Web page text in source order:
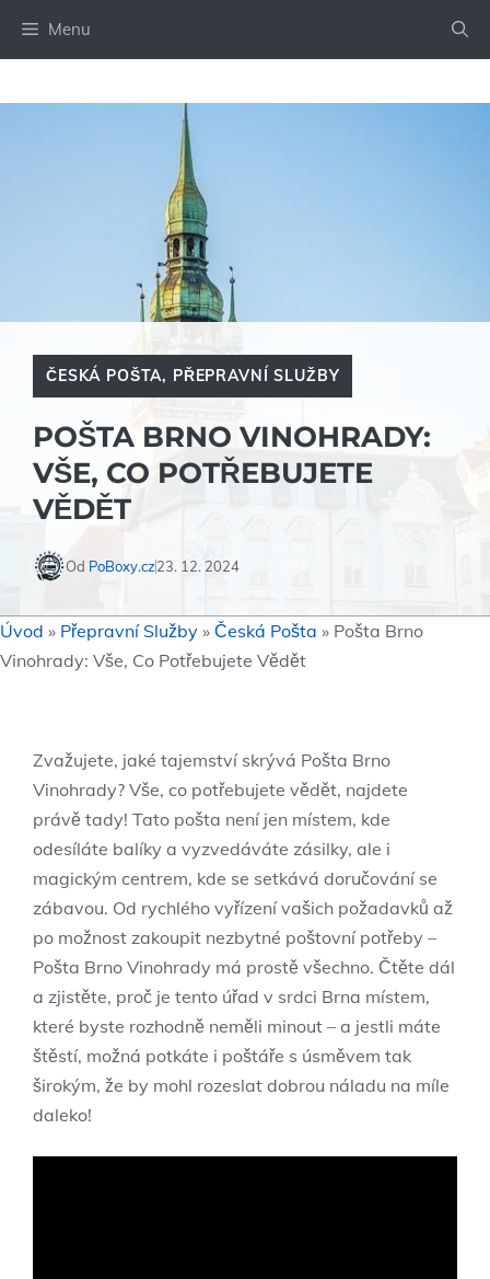
Menu
ČESKÁ POŠTA, PŘEPRAVNÍ SLUŽBY
POŠTA BRNO VINOHRADY:
VŠE, CO POTŘEBUJETE
VĚDĚT
Od PoBoxy.cz23. 12. 2024
Úvod » Přepravní Služby » Česká Pošta » Pošta Brno
Vinohrady: Vše, Co Potřebujete Vědět
Zvažujete, jaké tajemství skrývá​ Pošta Brno
Vinohrady? Vše, co potřebujete vědět, najdete
právě tady! ‍Tato pošta není jen místem, kde
odesíláte balíky a vyzvedáváte zásilky, ale i
magickým centrem, kde se​ setkává doručování se
zábavou. Od rychlého vyřízení vašich požadavků‍ až
po možnost zakoupit nezbytné poštovní potřeby –
⁤Pošta Brno Vinohrady má prostě všechno.⁣ Čtěte dál
⁢a zjistěte, proč je tento úřad v srdci Brna místem,
které byste rozhodně neměli⁢ minout – ‌a jestli máte
štěstí, možná potkáte i poštáře s úsměvem tak
širokým, že by mohl rozeslat dobrou náladu na míle
daleko!